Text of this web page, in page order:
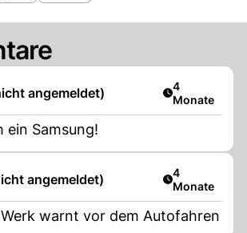
angemeldet) Artikel
4
Monate
ein Samsung!
angemeldet) Artikel
4
Monate
warnt vor dem Autofahren